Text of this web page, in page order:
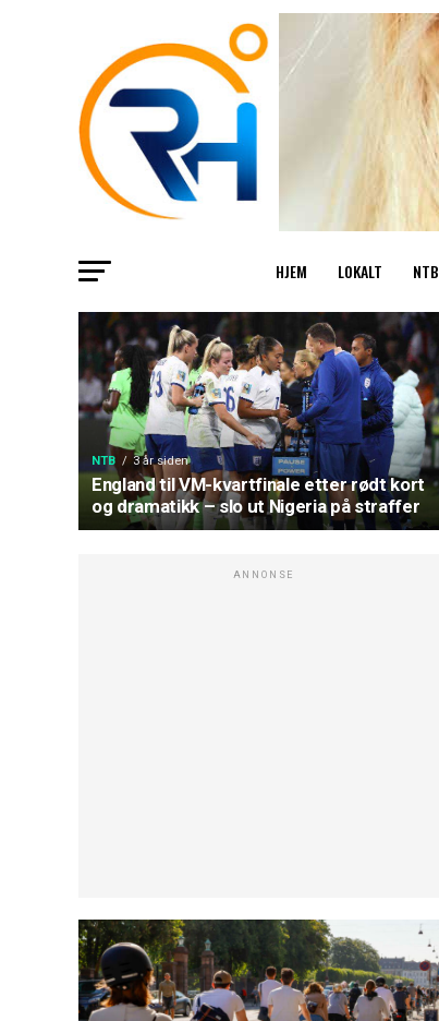
HJEM LOKALT NTB
NTB 3 år siden
England til VM-kvartfinale etter rødt kort
og dramatikk – slo ut Nigeria på straffer
ANNONSE